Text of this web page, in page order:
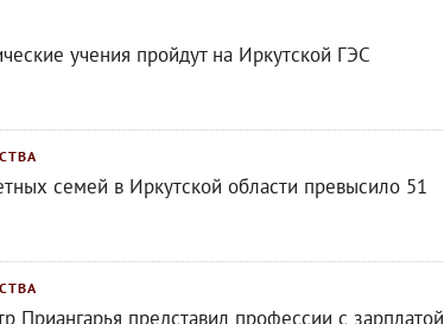
учения пройдут на Иркутской ГЭС
семей в Иркутской области превысило 51
Приангарья представил профессии с зарплатой